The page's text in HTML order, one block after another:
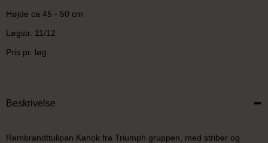
Højde ca 45 - 50 cm
Løgstr. 11/12
Pris pr. løg
Beskrivelse
Rembrandttulipan Kanok fra Triumph gruppen, med striber og